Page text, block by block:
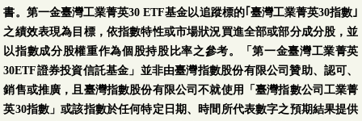
書。第一金臺灣工業菁英30 ETF基金以追蹤標的｢臺灣工業菁英30指數｣
之績效表現為目標，依指數特性或市場狀況買進全部或部分成分股，並
以指數成分股權重作為個股持股比率之參考。「第一金臺灣工業菁英
30ETF證券投資信託基金」並非由臺灣指數股份有限公司贊助、認可、
銷售或推廣，且臺灣指數股份有限公司不就使用「臺灣指數公司工業菁
英30指數」或該指數於任何特定日期、時間所代表數字之預期結果提供